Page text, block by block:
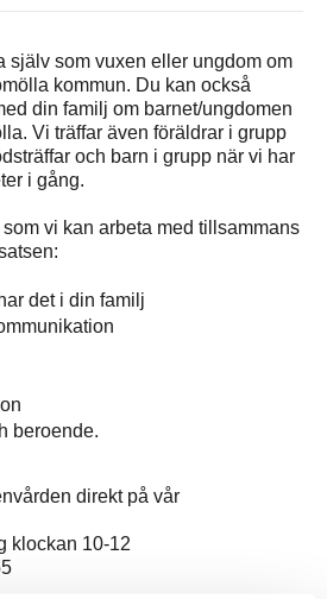
själv som vuxen eller ungdom om
kommun. Du kan också
din familj om barnet/ungdomen
Vi träffar även föräldrar i grupp
och barn i grupp när vi har
i gång.
vi kan arbeta med tillsammans
det i din familj
beroende.
direkt på vår
klockan 10-12